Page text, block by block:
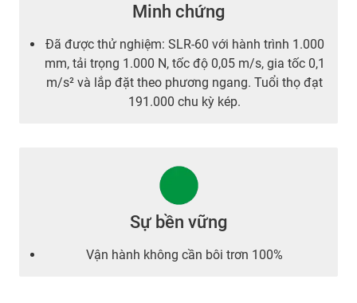
Minh chứng
Đã được thử nghiệm: SLR-60 với hành trình 1.000
mm, tải trọng 1.000 N, tốc độ 0,05 m/s, gia tốc 0,1
m/s² và lắp đặt theo phương ngang. Tuổi thọ đạt
191.000 chu kỳ kép.
Sự bền vững
Vận hành không cần bôi trơn 100%